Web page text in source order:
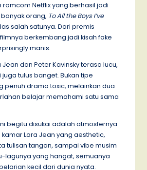
romcom Netflix yang berhasil jadi
orang, To All the Boys I’ve
salah satunya. Dari premis
berkembang jadi kisah fake
manis.
Jean dan Peter Kavinsky terasa lucu,
tulus banget. Bukan tipe
penuh drama toxic, melainkan dua
belajar memahami satu sama
begitu disukai adalah atmosfernya
kamar Lara Jean yang aesthetic,
tulisan tangan, sampai vibe musim
lagunya yang hangat, semuanya
kecil dari dunia nyata.